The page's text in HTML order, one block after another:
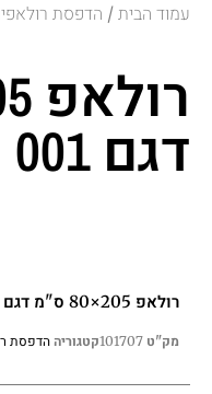
עמוד הבית / הדפסת
דגם 001
רולאפ 205×80 ס"מ דגם 001
מק"ט 101707קטגוריה הדפסת